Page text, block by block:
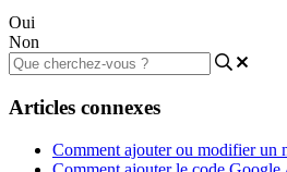
Oui
Non
Articles connexes
Comment ajouter ou modifier un